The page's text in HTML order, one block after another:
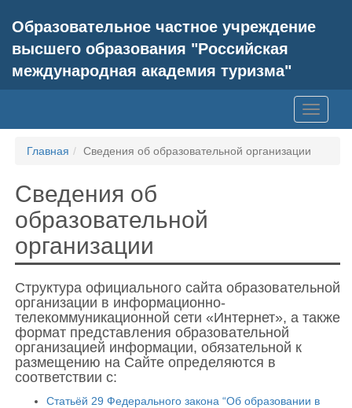
Образовательное частное учреждение
высшего образования "Российская
международная академия туризма"
Главная Сведения об образовательной организации
Сведения об
образовательной
организации
Структура официального сайта образовательной
организации в информационно-
телекоммуникационной сети «Интернет», а также
формат представления образовательной
организацией информации, обязательной к
размещению на Сайте определяются в
соответствии с:
Статьёй 29 Федерального закона “Об образовании в